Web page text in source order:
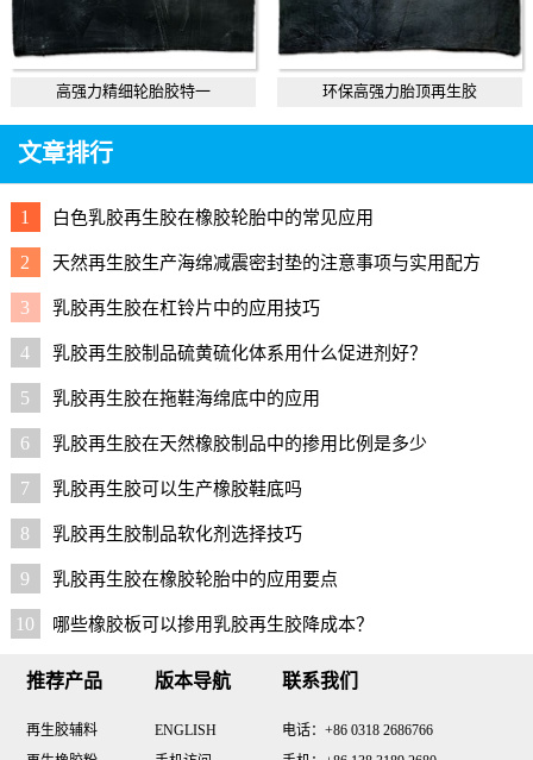
高强力精细轮胎胶特一 环保高强力胎顶再生胶
文章排行
1 白色乳胶再生胶在橡胶轮胎中的常见应用
2 天然再生胶生产海绵减震密封垫的注意事项与实用配方
3 乳胶再生胶在杠铃片中的应用技巧
4 乳胶再生胶制品硫黄硫化体系用什么促进剂好？
5 乳胶再生胶在拖鞋海绵底中的应用
6 乳胶再生胶在天然橡胶制品中的掺用比例是多少
7 乳胶再生胶可以生产橡胶鞋底吗
8 乳胶再生胶制品软化剂选择技巧
9 乳胶再生胶在橡胶轮胎中的应用要点
10 哪些橡胶板可以掺用乳胶再生胶降成本？
推荐产品
再生胶辅料
版本导航
ENGLISH
联系我们
电话：+86 0318 2686766